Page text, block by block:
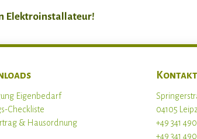
Elektroinstallateur!
Eigenbedarf
Checkliste
& Hausordnung
Kontakt
04105
+49 341
+49 341